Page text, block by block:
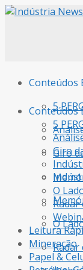
Conteúdos
5
Giro
O
Radar
Conteúdos
5
Giro
O
Leitura
Mineração
Papel &